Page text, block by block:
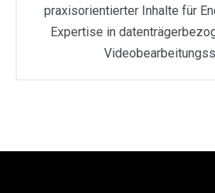
praxisorientierter Inhalte für
Expertise in